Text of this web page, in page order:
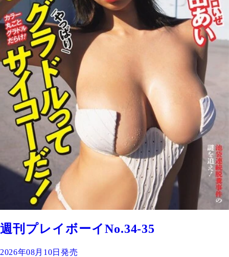
週刊プレイボーイNo.34-35
2026年08月10日発売